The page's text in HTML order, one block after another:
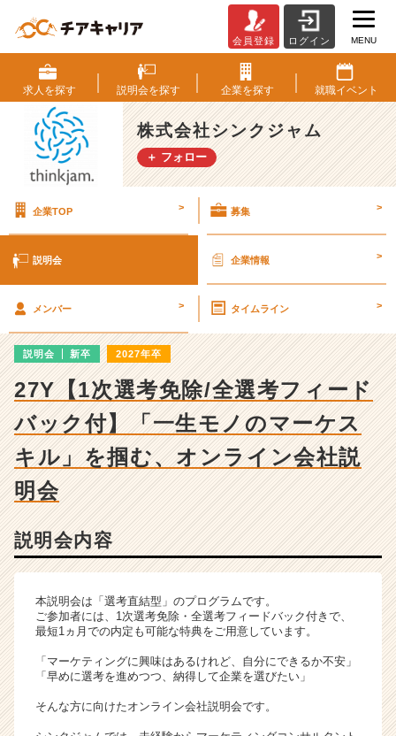
式
会
社
シ
ン
ク
の
会
|
ベ
ン
チ
ャ
ー・
成
ウ
ト
届
く
活
会員登録 ログイン MENU
求人を探す 説明会を探す 企業を探す 就職イベント
株式会社シンクジャム
＋ フォロー
企業TOP > 募集 >
説明会 企業情報 >
メンバー > タイムライン >
説明会 新卒 2027年卒
27Y【1次選考免除/全選考フィード
バック付】「一生モノのマーケス
キル」を掴む、オンライン会社説
明会
説明会内容
本説明会は「選考直結型」のプログラムです。
ご参加者には、1次選考免除・全選考フィードバック付きで、
最短1ヵ月での内定も可能な特典をご用意しています。
「マーケティングに興味はあるけれど、自分にできるか不安」
「早めに選考を進めつつ、納得して企業を選びたい」
そんな方に向けたオンライン会社説明会です。